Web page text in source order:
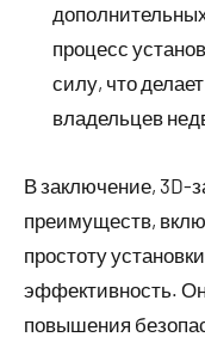
процесс
силу, что
владельцев
В заключение, 3D-
преимуществ,
простоту
эффективность.
повышения